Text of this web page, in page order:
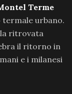
Terme
termale urbano.
la ritrovata
il ritorno in
e i milanesi